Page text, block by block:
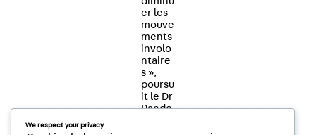
er les
mouve
ments
involo
ntaire
s »,
poursu
it le Dr
Pando
Mais
We respect your privacy